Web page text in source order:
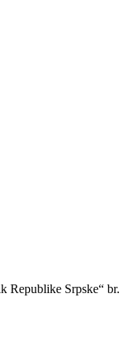
Republike Srpske“ br.